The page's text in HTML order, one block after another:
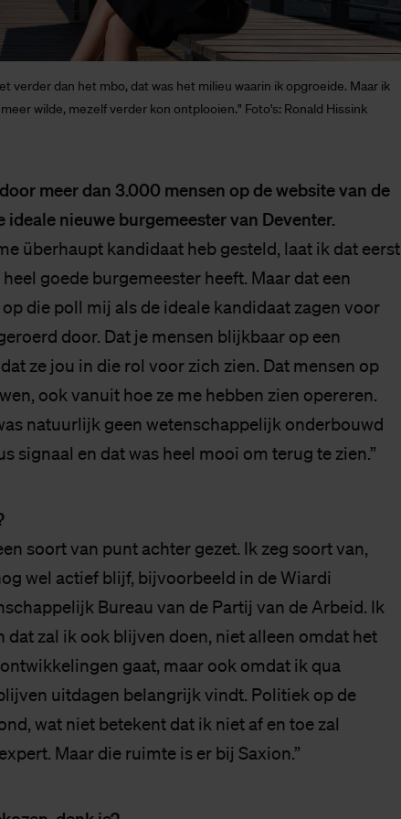
verder dan het mbo, dat was het milieu waarin ik opgroeide. Maar ik
wilde, mezelf verder kon ontplooien." Foto's: Ronald Hissink
meer dan 3.000 mensen op de website van de
nieuwe burgemeester van Deventer.
überhaupt kandidaat heb gesteld, laat ik dat eerst
goede burgemeester heeft. Maar dat een
die poll mij als de ideale kandidaat zagen voor
door. Dat je mensen blijkbaar op een
ze jou in die rol voor zich zien. Dat mensen op
ook vanuit hoe ze me hebben zien opereren.
natuurlijk geen wetenschappelijk onderbouwd
signaal en dat was heel mooi om terug te zien.”
soort van punt achter gezet. Ik zeg soort van,
wel actief blijf, bijvoorbeeld in de Wiardi
Bureau van de Partij van de Arbeid. Ik
dat zal ik ook blijven doen, niet alleen omdat het
gaat, maar ook omdat ik qua
uitdagen belangrijk vindt. Politiek op de
wat niet betekent dat ik niet af en toe zal
Maar die ruimte is er bij Saxion.”